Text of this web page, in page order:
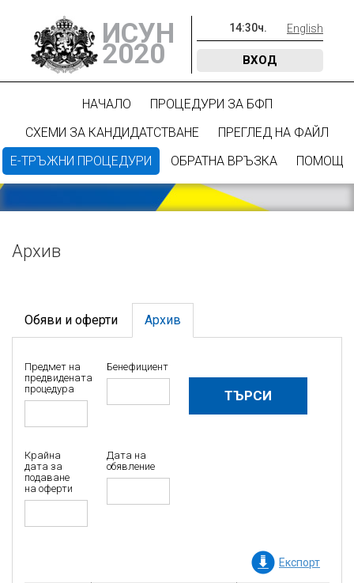
ИСУН
2020
14:31ч. English
ВХОД
НАЧАЛО
ПРОЦЕДУРИ ЗА БФП
СХЕМИ ЗА КАНДИДАТСТВАНЕ
ПРЕГЛЕД НА ФАЙЛ
Е-ТРЪЖНИ ПРОЦЕДУРИ
ОБРАТНА ВРЪЗКА ПОМОЩ
Архив
Обяви и оферти Архив
Предмет на
предвидената
процедура
Бенефициент
Крайна
дата за
подаване
на оферти
Дата на
обявление
Експорт